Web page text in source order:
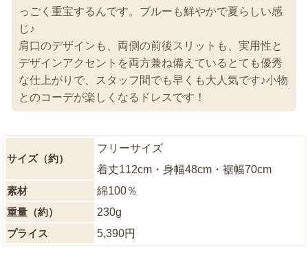
っごく重宝するんです。ブルーも鮮やかで夏らしい感
じ♪
肩口のデザインも、両側の前後スリットも、実用性と
デザインアクセントを両方兼ね備えているとても優秀
な仕上がりで、スタッフ間でも早くも大人気です♪小物
とのコーデが楽しくなるドレスです！
サイズ（約）
フリーサイズ
着丈112cm・身幅48cm・裾幅70cm
素材
綿100％
重量（約）
230g
プライス
5,390円